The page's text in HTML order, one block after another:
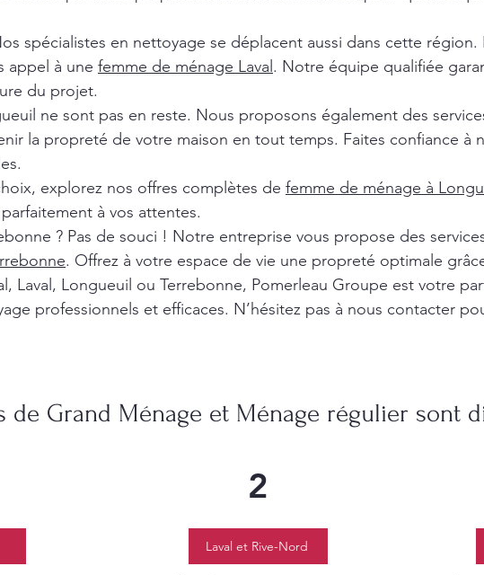
spécialistes en nettoyage se déplacent aussi dans cette
appel à une femme de ménage Laval . Notre équipe qualifiée
du projet.
ne sont pas en reste. Nous proposons également des
la propreté de votre maison en tout temps. Faites confiance à
explorez nos offres complètes de femme de ménage à
à vos attentes.
? Pas de souci ! Notre entreprise vous propose des
. Offrez à votre espace de vie une propreté optimale
Laval, Longueuil ou Terrebonne, Pomerleau Groupe est votre
professionnels et efficaces. N’hésitez pas à nous contacter
de Grand Ménage et Ménage régulier sont
2
Laval et Rive-Nord